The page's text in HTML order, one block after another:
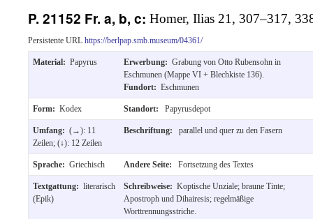
springen
P. 21152 Fr. a, b, c: Homer, Ilias 21, 307–317,
Persistente URL https://berlpap.smb.museum/04361/
Material: Papyrus Erwerbung: Grabung von Otto Rubensohn in
Eschmunen (Mappe VI + Blechkiste 136).
Fundort: Eschmunen
Form: Kodex Standort: Papyrusdepot
Umfang: (→): 11
Zeilen; (↓): 12 Zeilen
Beschriftung: parallel und quer zu den Fasern
Sprache: Griechisch Andere Seite: Fortsetzung des Textes
Textgattung: literarisch
(Epik)
Schreibweise: Koptische Unziale; braune Tinte;
Apostroph und Dihairesis; regelmäßige
Worttrennungsstriche.